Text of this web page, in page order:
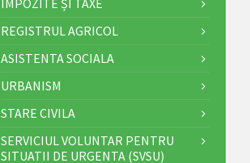
REGISTRUL AGRICOL
ASISTENTA SOCIALA
URBANISM
STARE CIVILA
SERVICIUL VOLUNTAR PENTRU
SITUATII DE URGENTA (SVSU)